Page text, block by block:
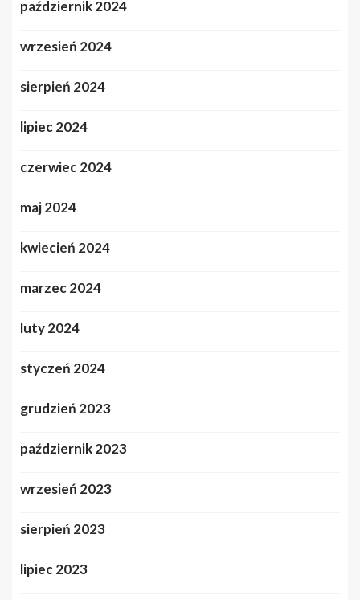
październik 2024
wrzesień 2024
sierpień 2024
lipiec 2024
czerwiec 2024
maj 2024
kwiecień 2024
marzec 2024
luty 2024
styczeń 2024
grudzień 2023
październik 2023
wrzesień 2023
sierpień 2023
lipiec 2023